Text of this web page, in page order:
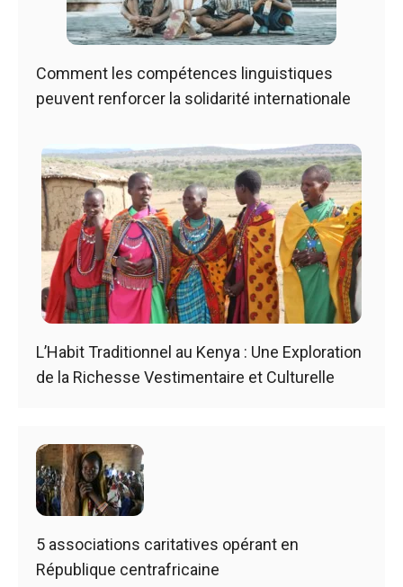
Comment les compétences linguistiques
peuvent renforcer la solidarité internationale
L’Habit Traditionnel au Kenya : Une Exploration
de la Richesse Vestimentaire et Culturelle
5 associations caritatives opérant en
République centrafricaine